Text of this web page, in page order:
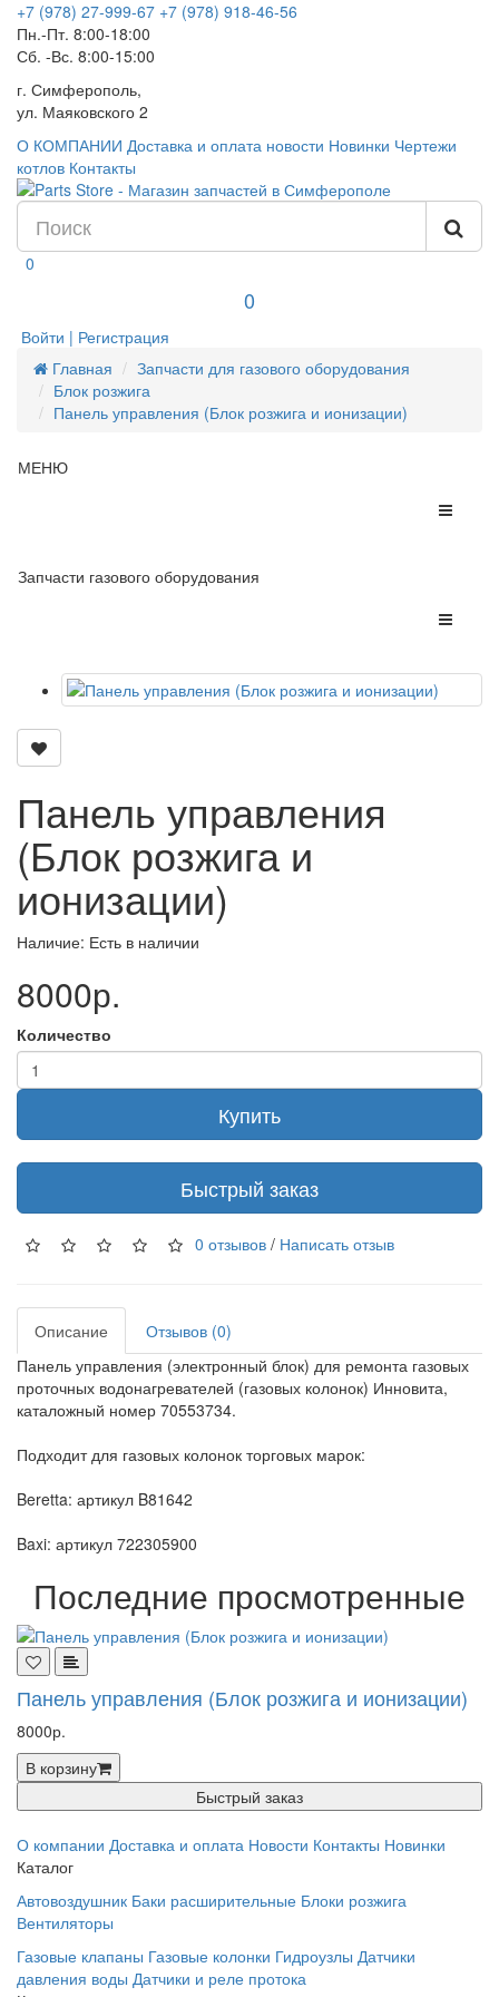
+7 (978) 27-999-67 +7 (978) 918-46-56
Пн.-Пт. 8:00-18:00
Сб. -Вс. 8:00-15:00
г. Симферополь,
ул. Маяковского 2
О КОМПАНИИ Доставка и оплата новости Новинки Чертежи
котлов Контакты
0
0
Войти | Регистрация
Главная
Запчасти для газового оборудования
Блок розжига
Панель управления (Блок розжига и ионизации)
МЕНЮ
Запчасти газового оборудования
Панель управления
(Блок розжига и
ионизации)
Наличие: Есть в наличии
8000р.
Количество
Купить
Быстрый заказ
0 отзывов / Написать отзыв
Описание
Отзывов (0)
Панель управления (электронный блок) для ремонта газовых
проточных водонагревателей (газовых колонок) Инновита,
каталожный номер 70553734.
Подходит для газовых колонок торговых марок:
Beretta: артикул B81642
Baxi: артикул 722305900
Последние просмотренные
Панель управления (Блок розжига и ионизации)
8000р.
В корзину
Быстрый заказ
О компании Доставка и оплата Новости Контакты Новинки
Каталог
Автовоздушник Баки расширительные Блоки розжига
Вентиляторы
Газовые клапаны Газовые колонки Гидроузлы Датчики
давления воды Датчики и реле протока